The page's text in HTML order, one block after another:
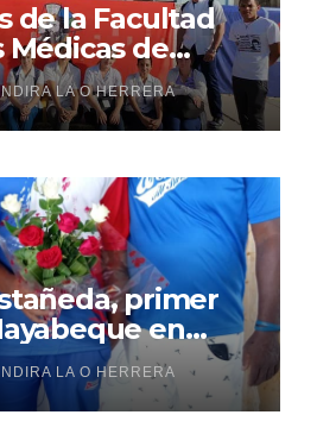
de la Facultad
Médicas de
realizan
LA O HERRERA
primer
en
INDIRA LA O HERRERA